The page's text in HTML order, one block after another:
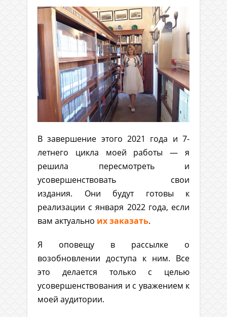
В завершение этого 2021 года и 7-
летнего цикла моей работы — я
решила пересмотреть и
усовершенствовать свои
издания. Они будут готовы к
реализации с января 2022 года, если
вам актуально их заказать.
Я оповещу в рассылке о
возобновлении доступа к ним. Все
это делается только с целью
усовершенствования и с уважением к
моей аудитории.